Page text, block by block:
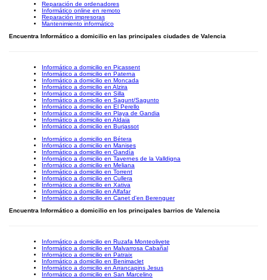
Reparación de ordenadores
Informático online en remoto
Reparación impresoras
Mantenimiento informático
Encuentra Informático a domicilio en las principales ciudades de Valencia
Informático a domicilio en Picassent
Informático a domicilio en Paterna
Informático a domicilio en Moncada
Informático a domicilio en Alzira
Informático a domicilio en Silla
Informático a domicilio en Sagunt/Sagunto
Informático a domicilio en El Perello
Informático a domicilio en Playa de Gandia
Informático a domicilio en Aldaia
Informático a domicilio en Burjassot
Informático a domicilio en Bétera
Informático a domicilio en Manises
Informático a domicilio en Gandía
Informático a domicilio en Tavernes de la Valldigna
Informático a domicilio en Meliana
Informático a domicilio en Torrent
Informático a domicilio en Cullera
Informático a domicilio en Xativa
Informático a domicilio en Alfafar
Informático a domicilio en Canet d'en Berenguer
Encuentra Informático a domicilio en los principales barrios de Valencia
Informático a domicilio en Ruzafa Monteolivete
Informático a domicilio en Malvarrosa Cabañal
Informático a domicilio en Patraix
Informático a domicilio en Benimaclet
Informático a domicilio en Arrancapins Jesus
Informático a domicilio en San Marcelino